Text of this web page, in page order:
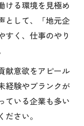
ける環境を見極め
として、「地元企
すく、仕事のやり
献意欲をアピール
経験やブランクが
ている企業も多い
さい。